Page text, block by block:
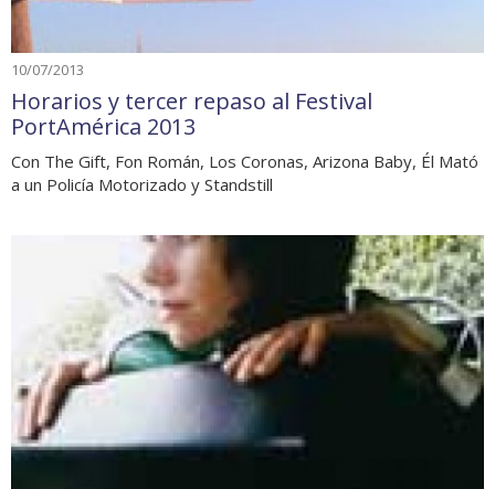
10/07/2013
Horarios y tercer repaso al Festival
PortAmérica 2013
Con The Gift, Fon Román, Los Coronas, Arizona Baby, Él Mató
a un Policía Motorizado y Standstill